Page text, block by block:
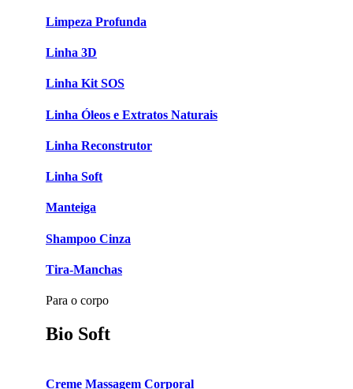
Limpeza Profunda
Linha 3D
Linha Kit SOS
Linha Óleos e Extratos Naturais
Linha Reconstrutor
Linha Soft
Manteiga
Shampoo Cinza
Tira-Manchas
Para o corpo
Bio Soft
Creme Massagem Corporal